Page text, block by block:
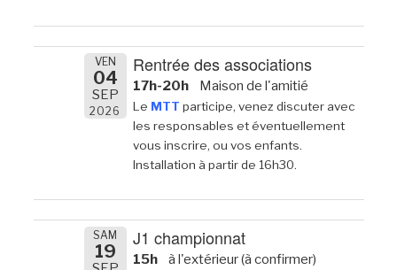
VEN
04
SEP
2026
Rentrée des associations
17h-20h Maison de l'amitié
Le MTT participe, venez discuter avec
les responsables et éventuellement
vous inscrire, ou vos enfants.
Installation à partir de 16h30.
SAM
19
J1 championnat
15h à l'extérieur (à confirmer)